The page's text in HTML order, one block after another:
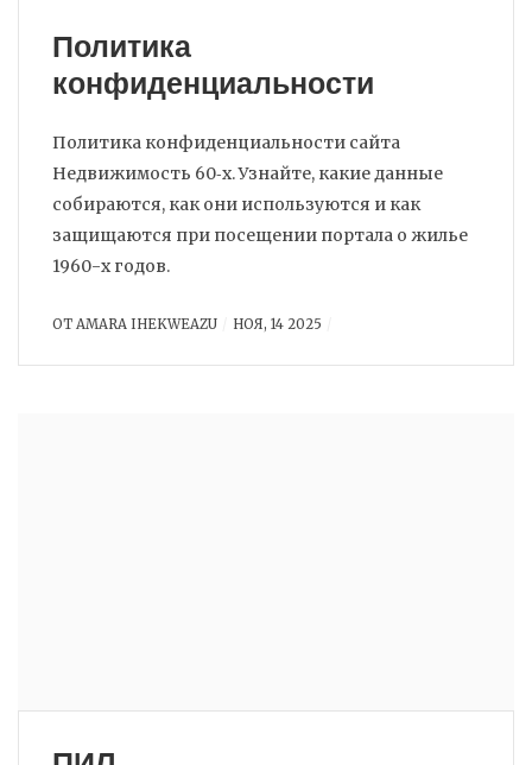
Политика
конфиденциальности
Политика конфиденциальности сайта
Недвижимость 60‑х. Узнайте, какие данные
собираются, как они используются и как
защищаются при посещении портала о жилье
1960-х годов.
ОТ AMARA IHEKWEAZU НОЯ, 14 2025